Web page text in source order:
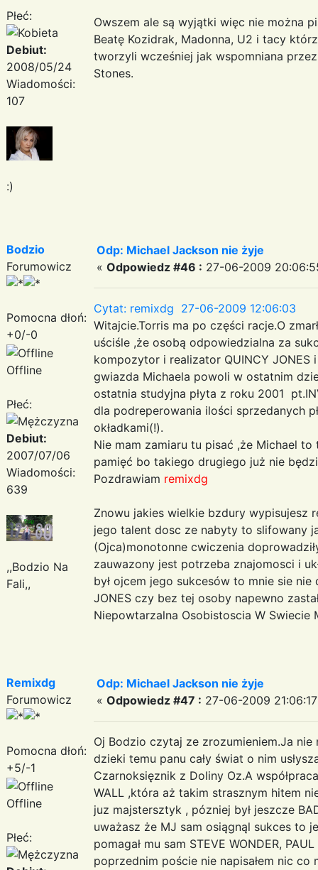
Płeć:
Debiut:
2008/05/24
Wiadomości:
107
:)
Owszem ale są wyjątki więc nie można
Beatę Kozidrak, Madonna, U2 i tacy
tworzyli wcześniej jak wspomniana
Stones.
Bodzio
Forumowicz
Pomocna dłoń:
+0/-0
Offline
Płeć:
Debiut:
2007/07/06
Wiadomości:
639
,,Bodzio Na
Fali,,
Odp: Michael Jackson nie żyje
« Odpowiedz #46 : 27-06-2009
Cytat: remixdg 27-06-2009 12:06:03
Witajcie.Torris ma po części racje.O
uściśle ,że osobą odpowiedzialna za
kompozytor i realizator QUINCY
gwiazda Michaela powoli w ostatnim
ostatnia studyjna płyta z roku 2001
dla podreperowania ilości sprzedanych
okładkami(!).
Nie mam zamiaru tu pisać ,że Michael
pamięć bo takiego drugiego już nie
Pozdrawiam remixdg
Znowu jakies wielkie bzdury wypisujesz
jego talent dosc ze nabyty to slifowany
(Ojca)monotonne cwiczenia
zauwazony jest potrzeba znajomosci i
był ojcem jego sukcesów to mnie sie
JONES czy bez tej osoby napewno
Niepowtarzalna Osobistoscia W Swiecie
Remixdg
Forumowicz
Pomocna dłoń:
+5/-1
Offline
Płeć:
Odp: Michael Jackson nie żyje
« Odpowiedz #47 : 27-06-2009
Oj Bodzio czytaj ze zrozumieniem.Ja
dzieki temu panu cały świat o nim
Czarnoksięznik z Doliny Oz.A
WALL ,która aż takim strasznym hitem
juz majstersztyk , pózniej był jeszcze
uważasz że MJ sam osiągnąl sukces to
pomagał mu sam STEVE WONDER,
poprzednim poście nie napisałem nic